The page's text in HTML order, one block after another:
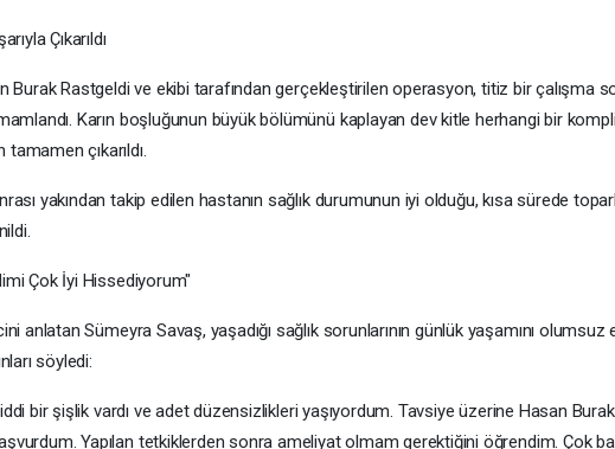
Çıkarıldı
Burak Rastgeldi ve ekibi tarafından gerçekleştirilen operasyon, titiz bir çalışma
Karın boşluğunun büyük bölümünü kaplayan dev kitle herhangi bir
çıkarıldı.
yakından takip edilen hastanın sağlık durumunun iyi olduğu, kısa sürede
Çok İyi Hissediyorum"
anlatan Sümeyra Savaş, yaşadığı sağlık sorunlarının günlük yaşamını olumsuz
söyledi:
bir şişlik vardı ve adet düzensizlikleri yaşıyordum. Tavsiye üzerine Hasan
Yapılan tetkiklerden sonra ameliyat olmam gerektiğini öğrendim. Çok